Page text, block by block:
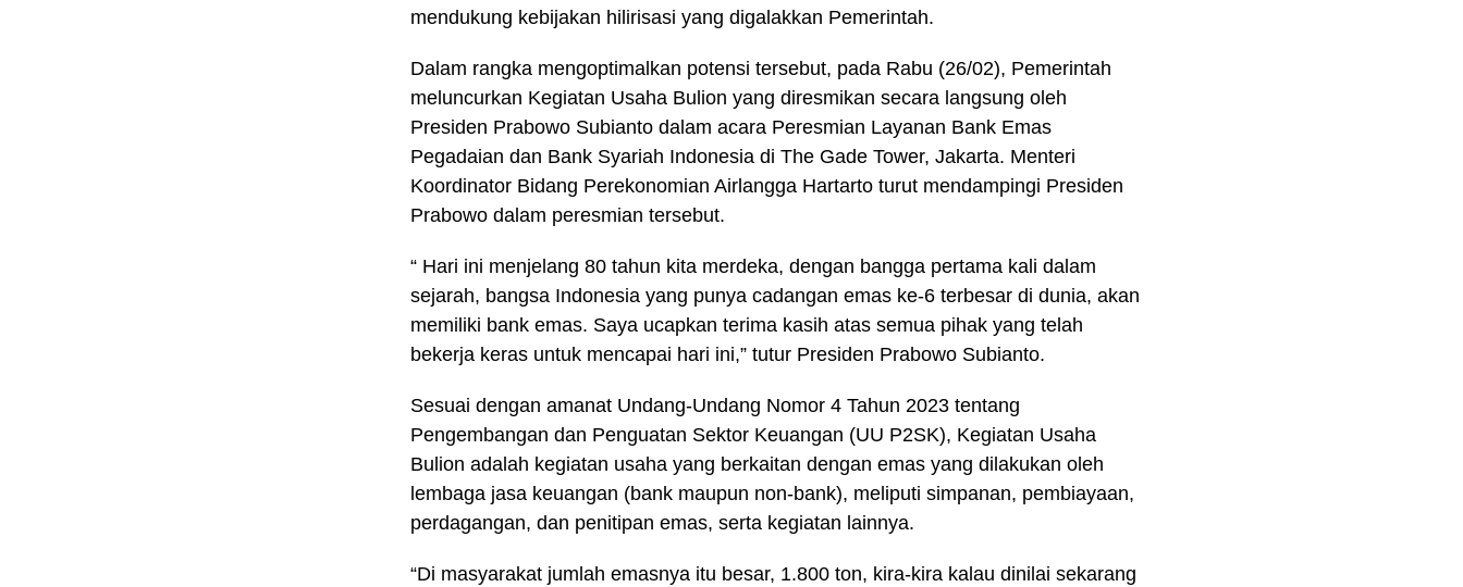
mendukung kebijakan hilirisasi yang digalakkan Pemerintah.
Dalam rangka mengoptimalkan potensi tersebut, pada Rabu (26/02), Pemerintah
meluncurkan Kegiatan Usaha Bulion yang diresmikan secara langsung oleh
Presiden Prabowo Subianto dalam acara Peresmian Layanan Bank Emas
Pegadaian dan Bank Syariah Indonesia di The Gade Tower, Jakarta. Menteri
Koordinator Bidang Perekonomian Airlangga Hartarto turut mendampingi Presiden
Prabowo dalam peresmian tersebut.
“ Hari ini menjelang 80 tahun kita merdeka, dengan bangga pertama kali dalam
sejarah, bangsa Indonesia yang punya cadangan emas ke-6 terbesar di dunia, akan
memiliki bank emas. Saya ucapkan terima kasih atas semua pihak yang telah
bekerja keras untuk mencapai hari ini,” tutur Presiden Prabowo Subianto.
Sesuai dengan amanat Undang-Undang Nomor 4 Tahun 2023 tentang
Pengembangan dan Penguatan Sektor Keuangan (UU P2SK), Kegiatan Usaha
Bulion adalah kegiatan usaha yang berkaitan dengan emas yang dilakukan oleh
lembaga jasa keuangan (bank maupun non-bank), meliputi simpanan, pembiayaan,
perdagangan, dan penitipan emas, serta kegiatan lainnya.
“Di masyarakat jumlah emasnya itu besar, 1.800 ton, kira-kira kalau dinilai sekarang